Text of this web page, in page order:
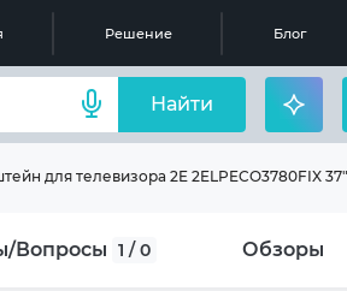
Решение Блог
Найти
для телевизора 2E 2ELPECO3780FIX
Вопросы 1 / 0 Обзоры